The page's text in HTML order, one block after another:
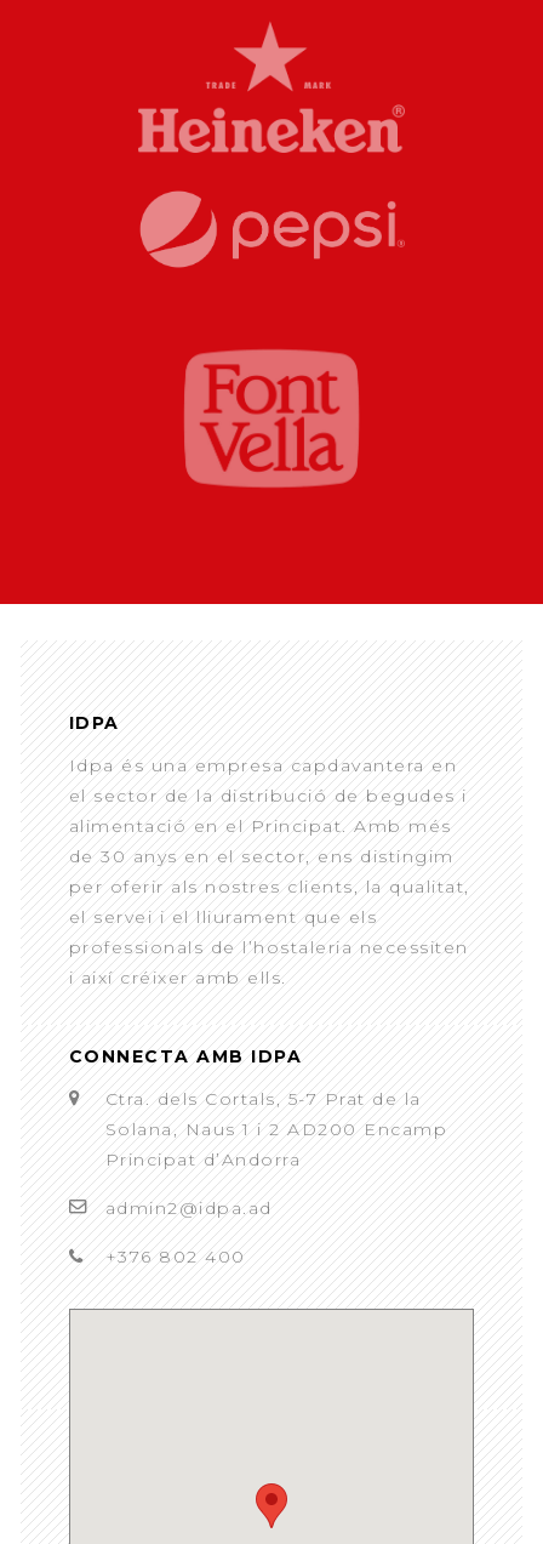
IDPA
Idpa és una empresa capdavantera en
el sector de la distribució de begudes i
alimentació en el Principat. Amb més
de 30 anys en el sector, ens distingim
per oferir als nostres clients, la qualitat,
el servei i el lliurament que els
professionals de l’hostaleria necessiten
i així créixer amb ells.
CONNECTA AMB IDPA
Ctra. dels Cortals, 5-7 Prat de la
Solana, Naus 1 i 2 AD200 Encamp
Principat d’Andorra
admin2@idpa.ad
+376 802 400